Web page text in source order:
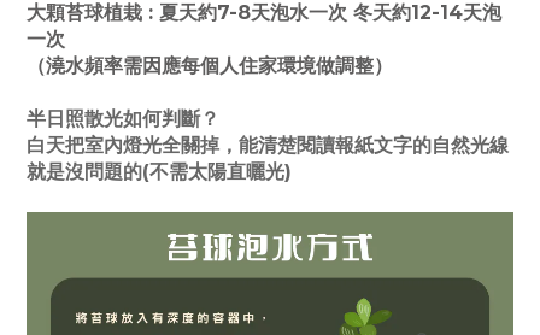
大顆苔球植栽 : 夏天約7-8天泡水一次 冬天約12-14天泡
一次
（澆水頻率需因應每個人住家環境做調整）
半日照散光如何判斷？
白天把室內燈光全關掉，能清楚閱讀報紙文字的自然光線
就是沒問題的(不需太陽直曬光)